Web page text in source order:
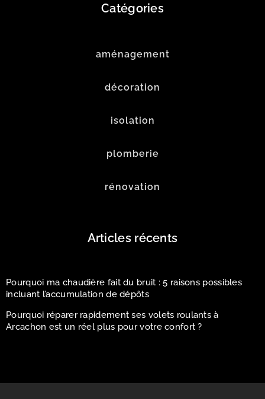
Catégories
aménagement
décoration
isolation
plomberie
rénovation
Articles récents
Pourquoi ma chaudière fait du bruit : 5 raisons possibles
incluant l’accumulation de dépôts
Pourquoi réparer rapidement ses volets roulants à
Arcachon est un réel plus pour votre confort ?